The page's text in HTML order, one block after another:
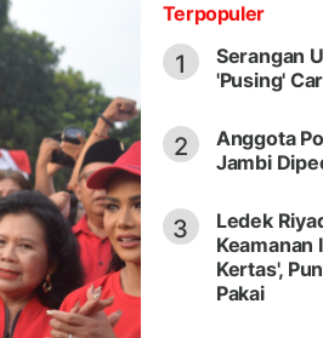
Terpopuler
1
Serangan
'Pusing'
2
Anggota
Jambi
3
Ledek
Keamanan
Kertas',
Pakai